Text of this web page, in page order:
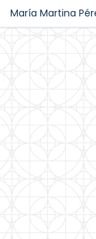
María Martina